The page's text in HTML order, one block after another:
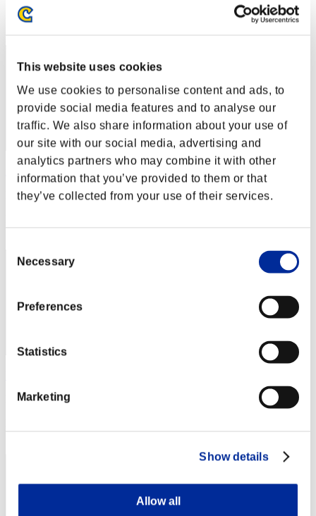
This website uses cookies
We use cookies to personalise content and ads, to
provide social media features and to analyse our
traffic. We also share information about your use of
our site with our social media, advertising and
analytics partners who may combine it with other
information that you’ve provided to them or that
they’ve collected from your use of their services.
Selection
Necessary
Preferences
Statistics
Marketing
Show details
Allow all
Posición
mc-maetthi
Puntos:278085822
3
Puntos:120733912